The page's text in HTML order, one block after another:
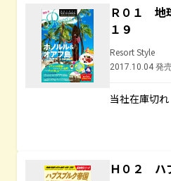
Ｒ０１ 地
１９
Resort Style
2017.10.04 発
当社在庫切れ
Ｈ０２ ハ